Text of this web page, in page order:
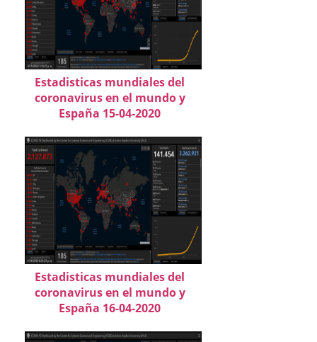
Estadisticas mundiales del
coronavirus en el mundo y
España 15-04-2020
Estadisticas mundiales del
coronavirus en el mundo y
España 16-04-2020